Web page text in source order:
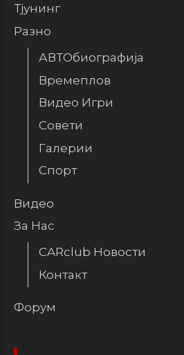
Тјунинг
Разно
АВТОбиографија
Времеплов
Видео Игри
Совети
Галерии
Спорт
Видео
За Нас
CARclub Новости
Контакт
Форум